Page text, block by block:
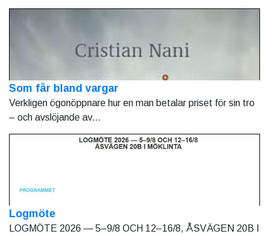
Som får bland vargar
Verkligen ögonöppnare hur en man betalar priset för sin tro
– och avslöjande av...
Logmöte
LOGMÖTE 2026 — 5–9/8 OCH 12–16/8, ÅSVÄGEN 20B I